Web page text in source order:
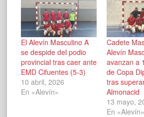
El Alevín Masculino A
se despide del podio
provincial tras caer ante
EMD Cifuentes (5-3)
10 abril, 2026
En «Alevín»
Cadete
Alevín
avanzan a
de Copa
tras
Almonacid
13 mayo,
En «Alevín»